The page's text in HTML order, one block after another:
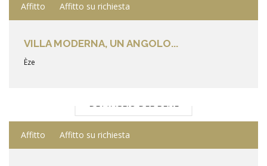
Affitto Affitto su richiesta
VILLA MODERNA, UN ANGOLO...
Èze
DETTAGLIO DEL BENE
Affitto Affitto su richiesta